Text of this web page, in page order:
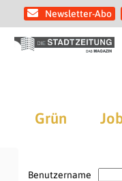
Newsletter-Abo
Grün
Benutzername